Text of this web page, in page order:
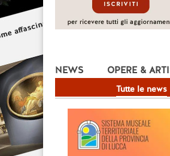
NEWS
Tutte le news
OPERE &